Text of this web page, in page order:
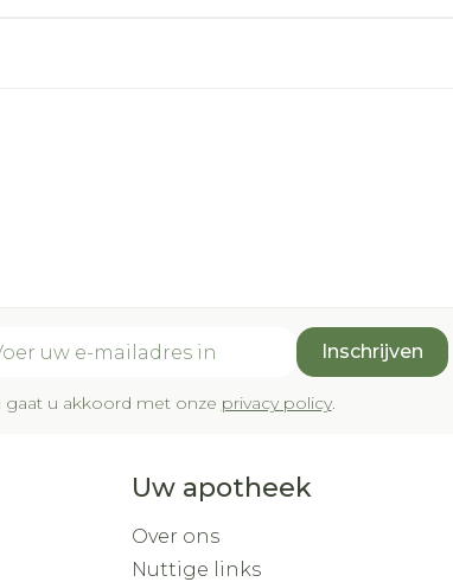
Inschrijven
gaat u akkoord met onze privacy policy.
Uw apotheek
Over ons
Nuttige links